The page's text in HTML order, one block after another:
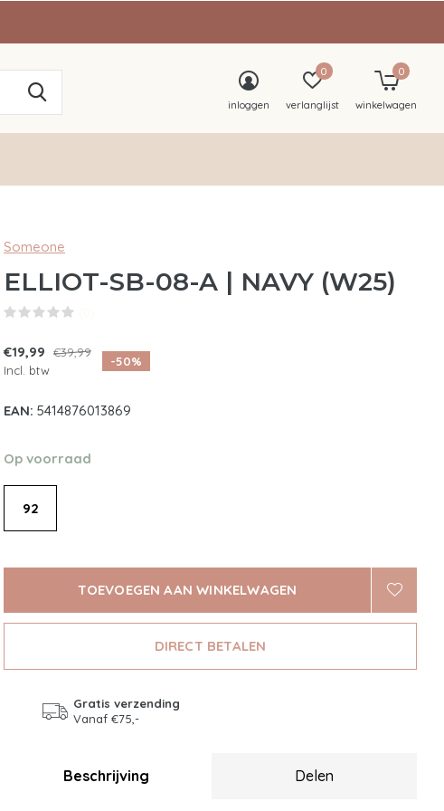
inloggen verlanglijst
0
winkelwagen
0
Someone
ELLIOT-SB-08-A | NAVY (W25)
€19,99
€39,99
Incl. btw
-50%
EAN: 5414876013869
Op voorraad
92
TOEVOEGEN AAN WINKELWAGEN
DIRECT BETALEN
Gratis verzending
Vanaf €75,-
Beschrijving Delen